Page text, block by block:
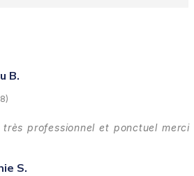
B.
très professionnel et ponctuel
S.